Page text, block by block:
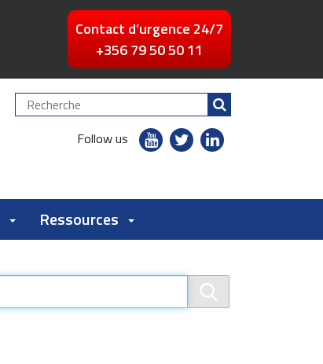
Contact d’urgence 24/7
+356 79 50 50 11
Chercher
par
Follow us
youtubetwitterlinkedin
Ressources